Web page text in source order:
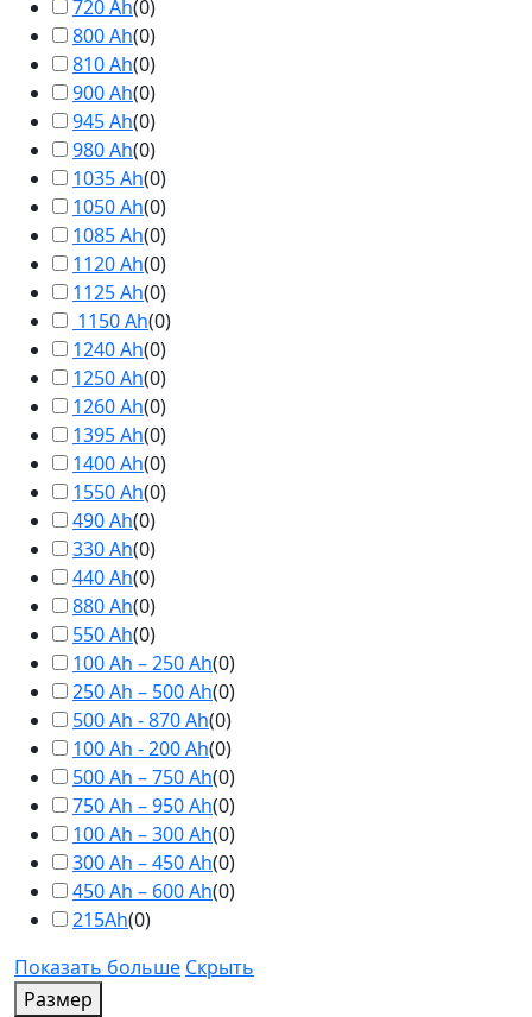
720 Ah(0)
800 Ah(0)
810 Ah(0)
900 Ah(0)
945 Ah(0)
980 Ah(0)
1035 Ah(0)
1050 Ah(0)
1085 Ah(0)
1120 Ah(0)
1125 Ah(0)
1150 Ah(0)
1240 Ah(0)
1250 Ah(0)
1260 Ah(0)
1395 Ah(0)
1400 Ah(0)
1550 Ah(0)
490 Ah(0)
330 Ah(0)
440 Ah(0)
880 Ah(0)
550 Ah(0)
100 Ah – 250 Ah(0)
250 Ah – 500 Ah(0)
500 Ah - 870 Ah(0)
100 Ah - 200 Ah(0)
500 Ah – 750 Ah(0)
750 Ah – 950 Ah(0)
100 Ah – 300 Ah(0)
300 Ah – 450 Ah(0)
450 Ah – 600 Ah(0)
215Ah(0)
Показать больше Скрыть
Размер